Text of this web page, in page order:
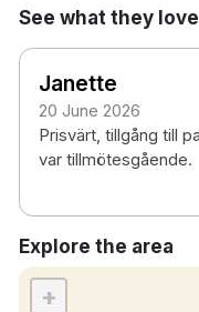
30 minuters
60 minuters
flygplats
See what they love
Janette
20 June 2026
Prisvärt, tillgång till
var tillmötesgående.
Explore the area
+